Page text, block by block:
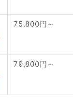
75,800円～
79,800円～